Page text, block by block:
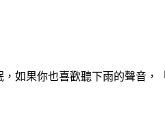
如果你也喜歡聽下雨的聲音，